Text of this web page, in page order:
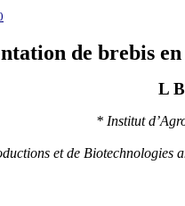
de brebis
L
* Institut
et de Biotechnologies